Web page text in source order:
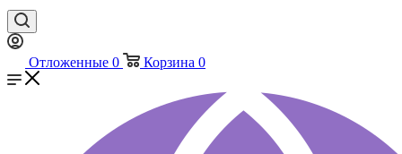
Отложенные 0 Корзина 0